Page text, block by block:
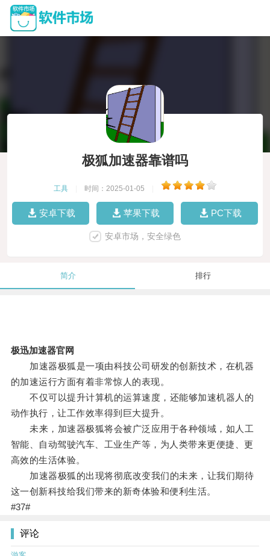
极狐加速器靠谱吗
工具 时间：2025-01-05
安卓下载 苹果下载 PC下载
安卓市场，安全绿色
简介 排行
极迅加速器官网
加速器极狐是一项由科技公司研发的创新技术，在机器
的加速运行方面有着非常惊人的表现。
不仅可以提升计算机的运算速度，还能够加速机器人的
动作执行，让工作效率得到巨大提升。
未来，加速器极狐将会被广泛应用于各种领域，如人工
智能、自动驾驶汽车、工业生产等，为人类带来更便捷、更
高效的生活体验。
加速器极狐的出现将彻底改变我们的未来，让我们期待
这一创新科技给我们带来的新奇体验和便利生活。
#37#
评论